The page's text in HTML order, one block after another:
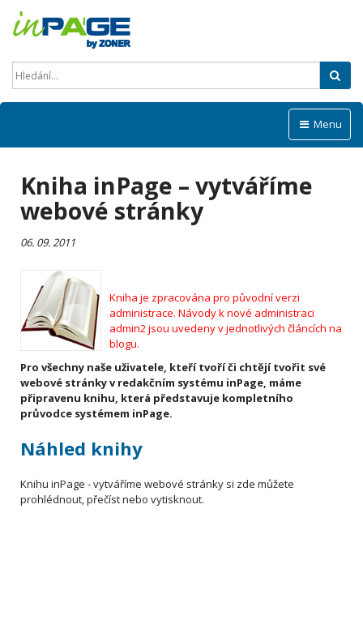
Menu
Kniha inPage – vytváříme
webové stránky
06. 09. 2011
Kniha je zpracována pro původní verzi
administrace. Návody k nové administraci
admin2 jsou uvedeny v jednotlivých článcích na
blogu.
Pro všechny naše uživatele, kteří tvoří či chtějí tvořit své
webové stránky v redakčním systému inPage, máme
připravenu knihu, která představuje kompletního
průvodce systémem inPage.
Náhled knihy
Knihu inPage - vytváříme webové stránky si zde můžete
prohlédnout, přečíst nebo vytisknout.